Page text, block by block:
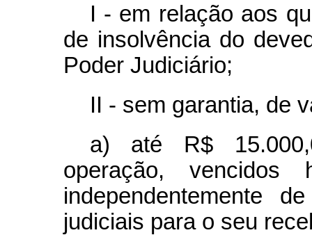
I - em relação aos
de insolvência do
Poder Judiciário;
II - sem garantia, de
a) até R$
operação,
independentemente
judiciais para o seu